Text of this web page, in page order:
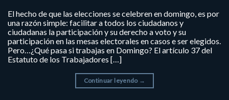
El hecho de que las elecciones se celebren en domingo, es por
una razón simple: facilitar a todos los ciudadanos y
ciudadanas la participación y su derecho a voto y su
participación en las mesas electorales en casos e ser elegidos.
Pero…¿Qué pasa si trabajas en Domingo? El artículo 37 del
Estatuto de los Trabajadores […]
Continuar leyendo →